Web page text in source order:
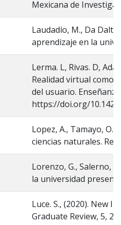
Mexicana de
Laudadío, M., Da Dalt,
aprendizaje en la
Lerma. L, Rivas. D,
Realidad virtual como
del usuario.
https://doi.org/
Lopez, A., Tamayo,
ciencias naturales.
Lorenzo, G., Salerno,
la universidad
Luce. S., (2020). New
Graduate Review, 5,